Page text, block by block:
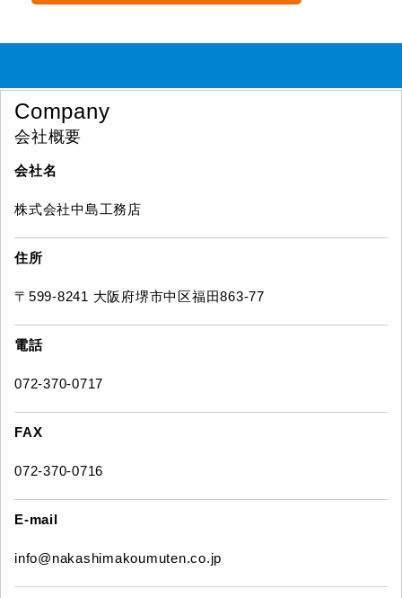
Company
会社概要
会社名
株式会社中島工務店
住所
〒599-8241 大阪府堺市中区福田863-77
電話
072-370-0717
FAX
072-370-0716
E-mail
info@nakashimakoumuten.co.jp